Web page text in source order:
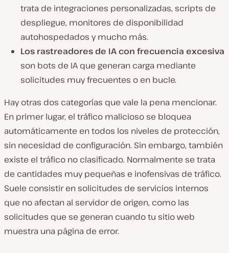
trata de integraciones personalizadas, scripts de
despliegue, monitores de disponibilidad
autohospedados y mucho más.
Los rastreadores de IA con frecuencia excesiva
son bots de IA que generan carga mediante
solicitudes muy frecuentes o en bucle.
Hay otras dos categorías que vale la pena mencionar.
En primer lugar, el tráfico malicioso se bloquea
automáticamente en todos los niveles de protección,
sin necesidad de configuración. Sin embargo, también
existe el tráfico no clasificado. Normalmente se trata
de cantidades muy pequeñas e inofensivas de tráfico.
Suele consistir en solicitudes de servicios internos
que no afectan al servidor de origen, como las
solicitudes que se generan cuando tu sitio web
muestra una página de error.